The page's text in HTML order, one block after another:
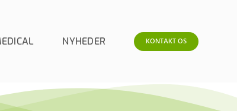
NYHEDER KONTAKT OS